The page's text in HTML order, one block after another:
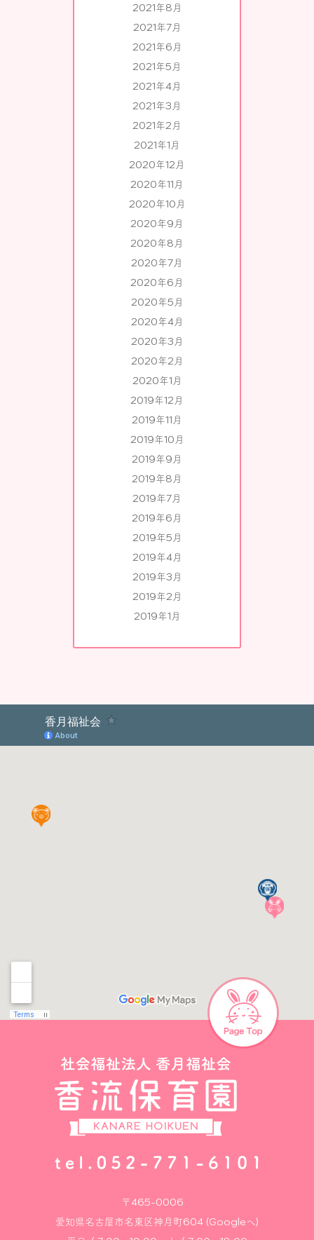
2021年8月
2021年7月
2021年6月
2021年5月
2021年4月
2021年3月
2021年2月
2021年1月
2020年12月
2020年11月
2020年10月
2020年9月
2020年8月
2020年7月
2020年6月
2020年5月
2020年4月
2020年3月
2020年2月
2020年1月
2019年12月
2019年11月
2019年10月
2019年9月
2019年8月
2019年7月
2019年6月
2019年5月
2019年4月
2019年3月
2019年2月
2019年1月
〒465-0006
愛知県名古屋市名東区神月町604 (Googleへ)